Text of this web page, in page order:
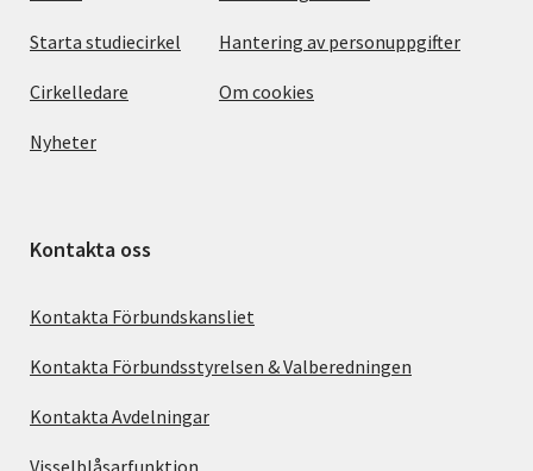
Starta studiecirkel
Cirkelledare
Nyheter
Hantering av personuppgifter
Om cookies
Kontakta oss
Kontakta Förbundskansliet
Kontakta Förbundsstyrelsen & Valberedningen
Kontakta Avdelningar
Visselblåsarfunktion